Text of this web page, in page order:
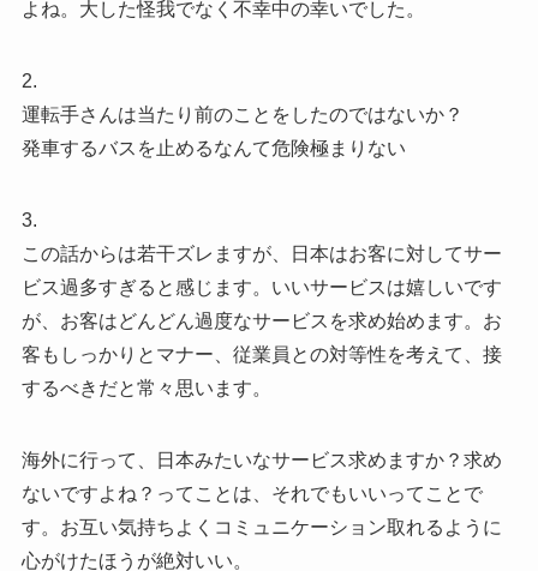
よね。大した怪我でなく不幸中の幸いでした。
2.
運転手さんは当たり前のことをしたのではないか？
発車するバスを止めるなんて危険極まりない
3.
この話からは若干ズレますが、日本はお客に対してサー
ビス過多すぎると感じます。いいサービスは嬉しいです
が、お客はどんどん過度なサービスを求め始めます。お
客もしっかりとマナー、従業員との対等性を考えて、接
するべきだと常々思います。
海外に行って、日本みたいなサービス求めますか？求め
ないですよね？ってことは、それでもいいってことで
す。お互い気持ちよくコミュニケーション取れるように
心がけたほうが絶対いい。